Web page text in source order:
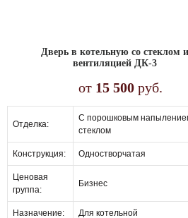
Дверь в котельную со стеклом и
вентиляцией ДК-3
от 15 500 руб.
отделка:
с порошковым напылением, со
стеклом
конструкция: одностворчатая
ценовая
группа:
бизнес
назначение: для котельной